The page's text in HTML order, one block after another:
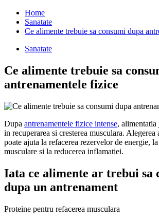
Home
Sanatate
Ce alimente trebuie sa consumi dupa
Sanatate
Ce alimente trebuie sa
antrenamentele fizice
Dupa antrenamentele fizice intense,
in recuperarea si cresterea musculara.
poate ajuta la refacerea rezervelor de energie,
musculare si la reducerea inflamatiei.
Iata ce alimente ar trebui sa
dupa un antrenament
Proteine pentru refacerea musculara